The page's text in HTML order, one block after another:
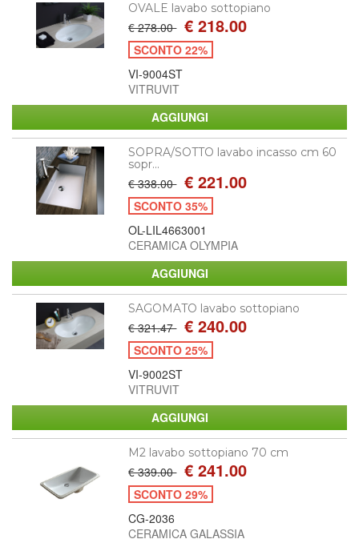
OVALE lavabo sottopiano
€ 278.00 € 218.00
SCONTO 22%
VI-9004ST
VITRUVIT
SOPRA/SOTTO lavabo incasso cm 60
sopr...
€ 338.00 € 221.00
SCONTO 35%
OL-LIL4663001
CERAMICA OLYMPIA
SAGOMATO lavabo sottopiano
€ 321.47 € 240.00
SCONTO 25%
VI-9002ST
VITRUVIT
M2 lavabo sottopiano 70 cm
€ 339.00 € 241.00
SCONTO 29%
CG-2036
CERAMICA GALASSIA